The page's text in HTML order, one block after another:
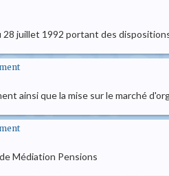
28 juillet 1992 portant des
ainsi que la mise sur le marché
Médiation Pensions